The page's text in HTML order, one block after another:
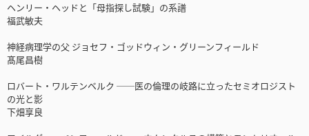
ヘンリー・ヘッドと「母指探し試験」の系譜
福武敏夫
神経病理学の父 ジョセフ・ゴッドウィン・グリーンフィールド
髙尾昌樹
ロバート・ワルテンベルク ──医の倫理の岐路に立ったセミオロジスト
の光と影
下畑享良